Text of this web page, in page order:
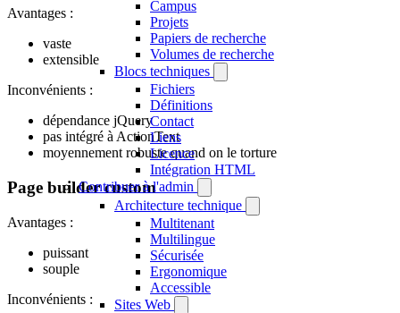
Campus
Projets
Papiers de recherche
Volumes de recherche
Blocs techniques
Fichiers
Définitions
Contact
Liens
Licence
Intégration HTML
Contribuer à l'admin
Architecture technique
Multitenant
Multilingue
Sécurisée
Ergonomique
Accessible
Sites Web
Avantages :
vaste
extensible
Inconvénients :
dépendance jQuery
pas intégré à ActionText
moyennement robuste quand on le torture
Page builder custom
Avantages :
puissant
souple
Inconvénients :